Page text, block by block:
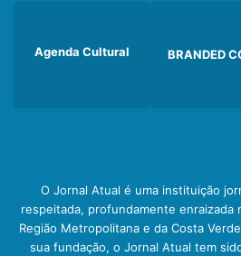
Agenda Cultural BRANDED
O Jornal Atual é uma instituição
respeitada, profundamente enraizada
Região Metropolitana e da Costa
sua fundação, o Jornal Atual tem